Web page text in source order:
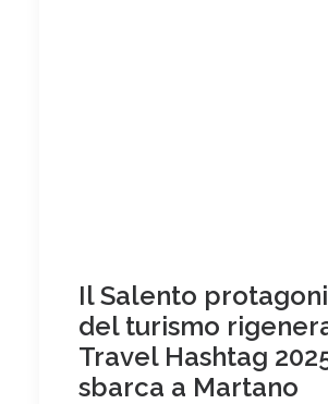
Il Salento
del turismo
Travel Hashtag
sbarca a Martano